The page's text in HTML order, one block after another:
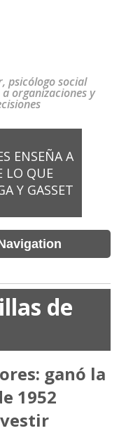
psicólogo social
organizaciones y
ENSEÑA A
LO QUE
Y GASSET
de
ganó la
1952